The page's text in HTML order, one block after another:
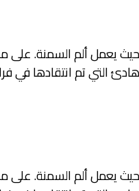
بحيث يعمل ألم السمنة.
التي تم انتقادها في
بحيث يعمل ألم السمنة.